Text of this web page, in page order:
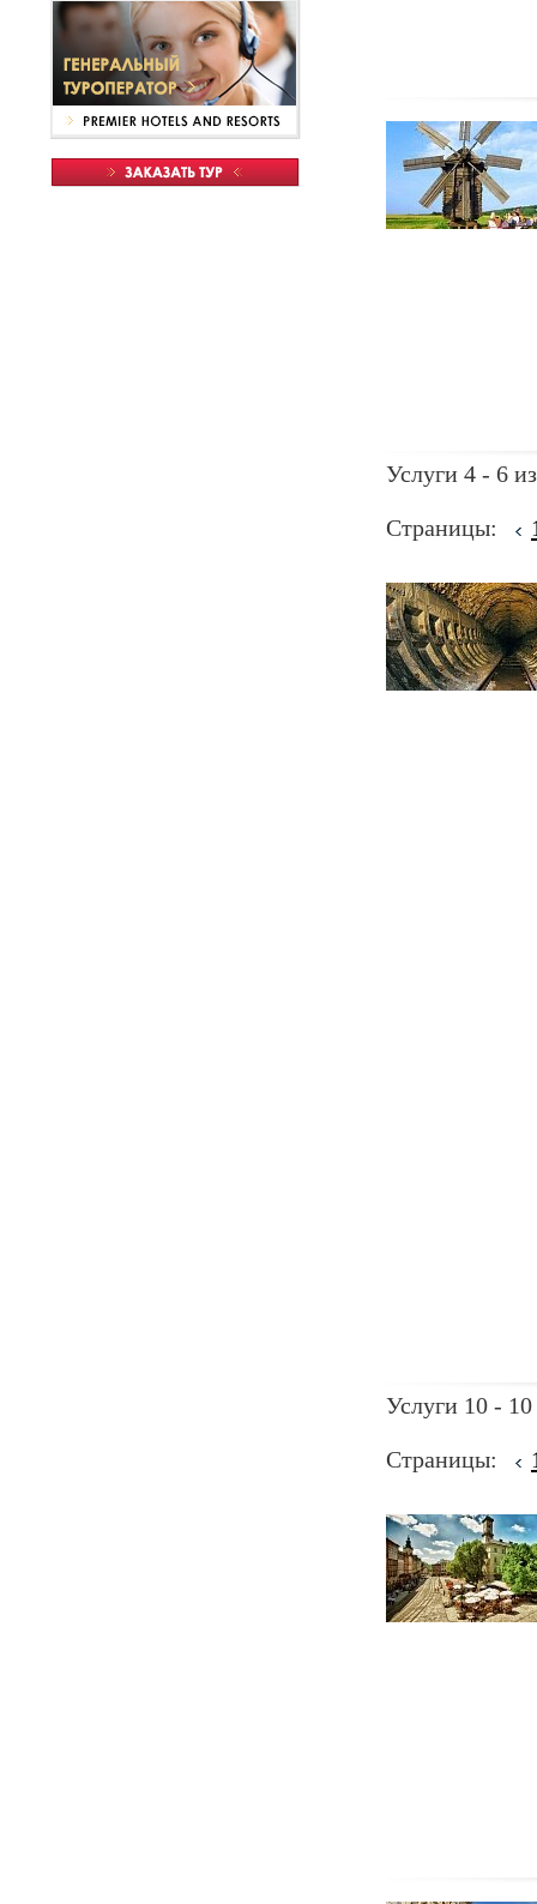
Услуги 4 - 6
Страницы:
Услуги 10 - 10
Страницы: